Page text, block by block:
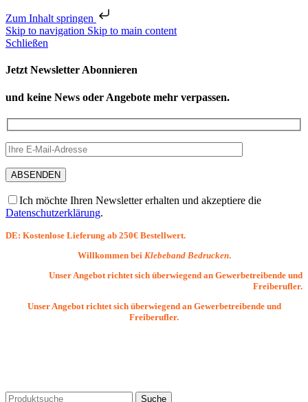
Zum Inhalt springen
Skip to navigation Skip to main content
Schließen
Jetzt Newsletter Abonnieren
und keine News oder Angebote mehr verpassen.
Ich möchte Ihren Newsletter erhalten und akzeptiere die
Datenschutzerklärung.
DE: Kostenlose Lieferung ab 250€ Bestellwert.
Willkommen bei Klebeband Bedrucken.
Unser Angebot richtet sich überwiegend an Gewerbetreibende und
Freiberufler.
Unser Angebot richtet sich überwiegend an Gewerbetreibende und
Freiberufler.
Suche